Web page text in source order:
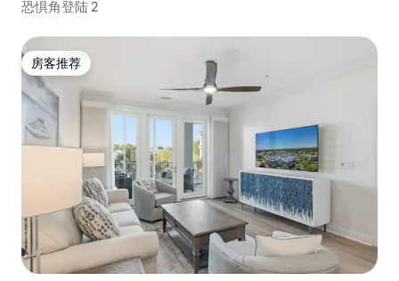
恐惧角登陆 2
房客推荐
房客推荐